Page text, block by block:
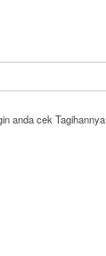
anda cek Tagihannya